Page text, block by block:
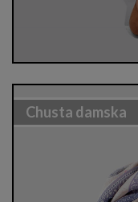
Chusta damska